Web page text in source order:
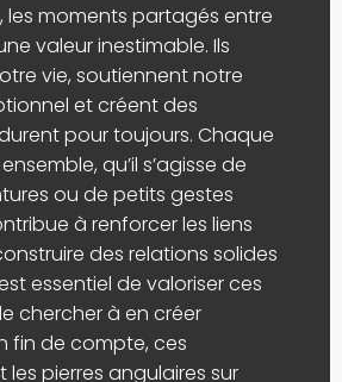
les moments partagés entre
valeur inestimable. Ils
vie, soutiennent notre
et créent des
pour toujours. Chaque
qu’il s’agisse de
ou de petits gestes
à renforcer les liens
des relations solides
essentiel de valoriser ces
chercher à en créer
fin de compte, ces
pierres angulaires sur